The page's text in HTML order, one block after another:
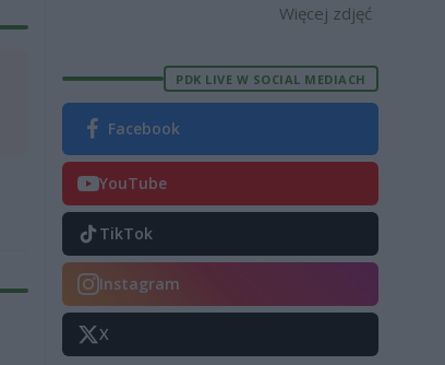
Więcej zdjęć
PDK LIVE W SOCIAL MEDIACH
Facebook
YouTube
TikTok
Instagram
X